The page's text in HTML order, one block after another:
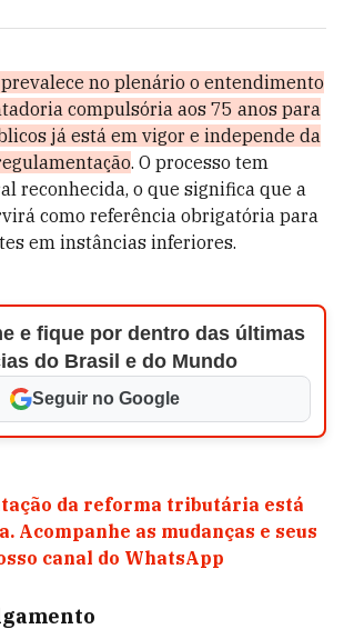
no plenário o entendimento
compulsória aos 75 anos para
já está em vigor e independe da
. O processo tem
reconhecida, o que significa que a
como referência obrigatória para
em instâncias inferiores.
e fique por dentro das últimas
do Brasil e do Mundo
Seguir no Google
da reforma tributária está
Acompanhe as mudanças e seus
canal do WhatsApp